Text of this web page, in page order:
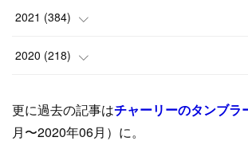
(9 )
( 5 )
( 15
(18)
(17)
)
(17)
(35)
(33 )
(42)
(37)
(31)
2021 (384)
(9)
(39)
2020 (218)
(24)
更に過去の記事はチャーリーのタンブラ
月〜2020年06月）に。